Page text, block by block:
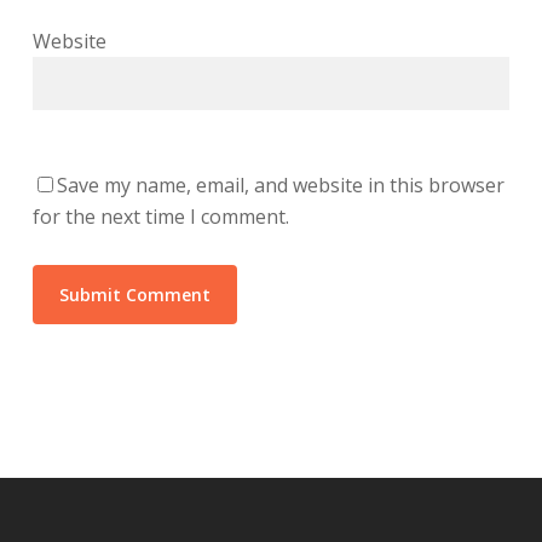
Website
Save my name, email, and website in this browser
for the next time I comment.